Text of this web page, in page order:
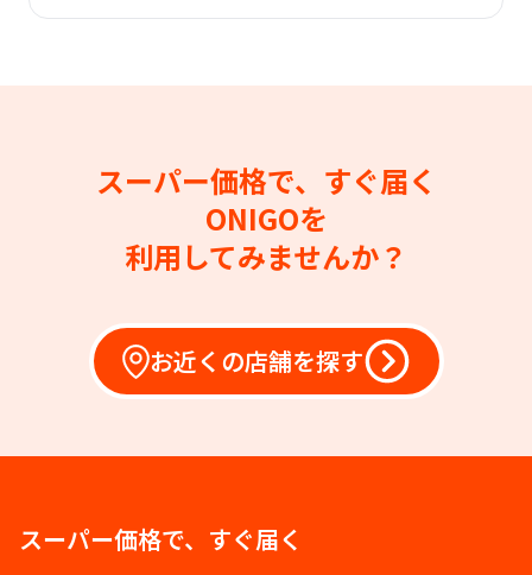
スーパー価格で、すぐ届く
ONIGOを
利用してみませんか？
お近くの店舗を探す
スーパー価格で、すぐ届く